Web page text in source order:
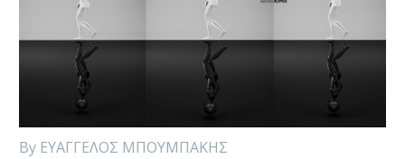
By ΕΥΑΓΓΕΛΟΣ ΜΠΟΥΜΠΑΚΗΣ